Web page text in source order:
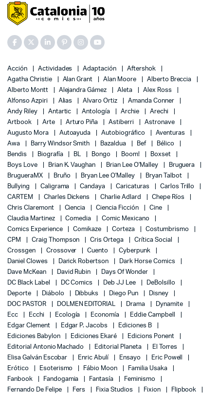
Acción Actividades Adaptación
Aftershok
Agatha Christie
Alan Grant Alan Moore
Alberto Breccia
Alberto Montt
Alejandra Gámez Aleta
Alex Ross
Alfonso Azpiri
Alias Alvaro Ortiz
Amanda Conner
Andy Riley
Antartic Antología Archie
Arechi
Artbook
Arte Arturo Piña Astiberri
Astronave
Augusto Mora
Autoayuda Autobiográfico
Aventuras
Awa
Barry Windsor Smith Bazaldua Bef
Bélico
Bendis
Biografía BL Bongo Boom!
Boxset
Boys Love
Brian K. Vaughan Brian Lee O'Malley
Bruguera
BrugueraMX
Bruño Bryan Lee O'Malley
Bryan Talbot
Bullying
Caligrama Candaya Caricaturas
Carlos Trillo
CARTEM
Charles Dickens Charlie Adlard
Chepe Ríos
Chris Claremont
Ciencia Ciencia Ficción
Cine
Claudia Martinez
Comedia
Comic Mexicano
Comics Experience
Comikaze Corteza
Costumbrismo
CPM
Craig Thompson Cris Ortega
Crítica Social
Crossgen
Crossover Cuento
Cyberpunk
Daniel Clowes
Darick Robertson
Dark Horse Comics
Dave McKean
David Rubin
Days Of Wonder
DC Black Label
DC Comics Deb JJ Lee
DeBolsillo
Deporte
Diábolo Dibbuks Diego Pun
Disney
DOC PASTOR
DOLMEN EDITORIAL Drama
Dynamite
Ecc
Ecchi Ecología Economía
Eddie Campbell
Edgar Clement
Edgar P. Jacobs
Ediciones B
Ediciones Babylon
Ediciones Ekaré
Edicions Ponent
Editorial Antonio Machado
Editorial Planeta
El Torres
Elisa Galván Escobar
Enric Abulí Ensayo
Eric Powell
Erótico
Esoterismo Fábio Moon
Familia Usaka
Fanbook
Fandogamia Fantasía
Feminismo
Fernando De Felipe
Fers Fixia Studios Fixion
Flipbook